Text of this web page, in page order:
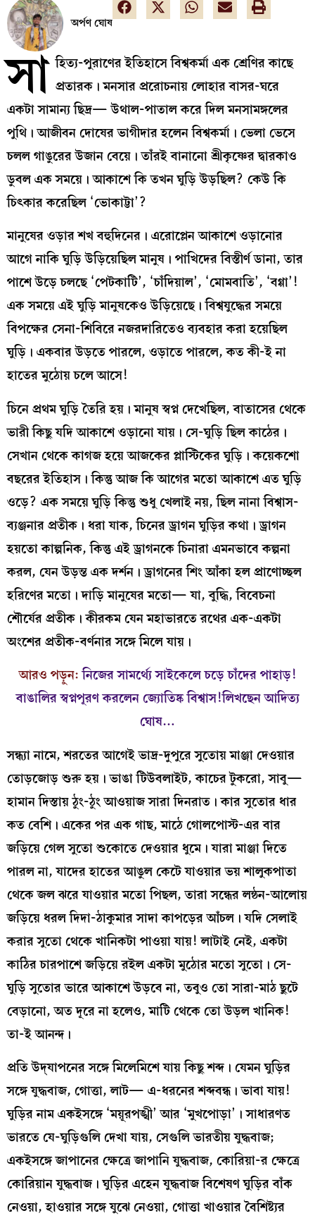
অর্পণ ঘোষ
সা হিত্য-পুরাণের ইতিহাসে বিশ্বকর্মা এক শ্রেণির কাছে
প্রতারক। মনসার প্ররোচনায় লোহার বাসর-ঘরে
একটা সামান্য ছিদ্র— উথাল-পাতাল করে দিল মনসামঙ্গলের
পুথি। আজীবন দোষের ভাগীদার হলেন বিশ্বকর্মা। ভেলা ভেসে
চলল গাঙুরের উজান বেয়ে। তাঁরই বানানো শ্রীকৃষ্ণের দ্বারকাও
ডুবল এক সময়ে। আকাশে কি তখন ঘুড়ি উড়ছিল? কেউ কি
চিৎকার করেছিল ‘ভোকাট্টা’?
মানুষের ওড়ার শখ বহুদিনের। এরোপ্লেন আকাশে ওড়ানোর
আগে নাকি ঘুড়ি উড়িয়েছিল মানুষ। পাখিদের বিস্তীর্ণ ডানা, তার
পাশে উড়ে চলছে ‘পেটকাটি’, ‘চাঁদিয়াল’, ‘মোমবাতি’, ‘বগ্গা’!
এক সময়ে এই ঘুড়ি মানুষকেও উড়িয়েছে। বিশ্বযুদ্ধের সময়ে
বিপক্ষের সেনা-শিবিরে নজরদারিতেও ব্যবহার করা হয়েছিল
ঘুড়ি। একবার উড়তে পারলে, ওড়াতে পারলে, কত কী-ই না
হাতের মুঠোয় চলে আসে!
চিনে প্রথম ঘুড়ি তৈরি হয়। মানুষ স্বপ্ন দেখেছিল, বাতাসের থেকে
ভারী কিছু যদি আকাশে ওড়ানো যায়। সে-ঘুড়ি ছিল কাঠের।
সেখান থেকে কাগজ হয়ে আজকের প্লাস্টিকের ঘুড়ি। কয়েকশো
বছরের ইতিহাস। কিন্তু আজ কি আগের মতো আকাশে এত ঘুড়ি
ওড়ে? এক সময়ে ঘুড়ি কিন্তু শুধু খেলাই নয়, ছিল নানা বিশ্বাস-
ব্যঞ্জনার প্রতীক। ধরা যাক, চিনের ড্রাগন ঘুড়ির কথা। ড্রাগন
হয়তো কাল্পনিক, কিন্তু এই ড্রাগনকে চিনারা এমনভাবে কল্পনা
করল, যেন উড়ন্ত এক দর্শন। ড্রাগনের শিং আঁকা হল প্রাণোচ্ছল
হরিণের মতো। দাড়ি মানুষের মতো— যা, বুদ্ধি, বিবেচনা
শৌর্যের প্রতীক। কীরকম যেন মহাভারতে রথের এক-একটা
অংশের প্রতীক-বর্ণনার সঙ্গে মিলে যায়।
আরও পড়ুন:নিজের সামর্থ্যে সাইকেলে চড়ে চাঁদের পাহাড়!
বাঙালির স্বপ্নপূরণ করলেন জ্যোতিষ্ক বিশ্বাস!লিখছেন আদিত্য
ঘোষ…
সন্ধ্যা নামে, শরতের আগেই ভাদ্র-দুপুরে সুতোয় মাঞ্জা দেওয়ার
তোড়জোড় শুরু হয়। ভাঙা টিউবলাইট, কাচের টুকরো, সাবু—
হামান দিস্তায় ঠুং-ঠুং আওয়াজ সারা দিনরাত। কার সুতোর ধার
কত বেশি। একের পর এক গাছ, মাঠে গোলপোস্ট-এর বার
জড়িয়ে গেল সুতো শুকোতে দেওয়ার ধুমে। যারা মাঞ্জা দিতে
পারল না, যাদের হাতের আঙুল কেটে যাওয়ার ভয় শালুকপাতা
থেকে জল ঝরে যাওয়ার মতো পিছল, তারা সন্ধের লন্ঠন-আলোয়
জড়িয়ে ধরল দিদা-ঠাকুমার সাদা কাপড়ের আঁচল। যদি সেলাই
করার সুতো থেকে খানিকটা পাওয়া যায়! লাটাই নেই, একটা
কাঠির চারপাশে জড়িয়ে রইল একটা মুঠোর মতো সুতো। সে-
ঘুড়ি সুতোর ভারে আকাশে উড়বে না, তবুও তো সারা-মাঠ ছুটে
বেড়ানো, অত দূরে না হলেও, মাটি থেকে তো উড়ল খানিক!
তা-ই আনন্দ।
প্রতি উদ্‌যাপনের সঙ্গে মিলেমিশে যায় কিছু শব্দ। যেমন ঘুড়ির
সঙ্গে যুদ্ধবাজ, গোত্তা, লাট— এ-ধরনের শব্দবন্ধ। ভাবা যায়!
ঘুড়ির নাম একইসঙ্গে ‘ময়ূরপঙ্খী’ আর ‘মুখপোড়া’। সাধারণত
ভারতে যে-ঘুড়িগুলি দেখা যায়, সেগুলি ভারতীয় যুদ্ধবাজ;
একইসঙ্গে জাপানের ক্ষেত্রে জাপানি যুদ্ধবাজ, কোরিয়া-র ক্ষেত্রে
কোরিয়ান যুদ্ধবাজ। ঘুড়ির এহেন যুদ্ধবাজ বিশেষণ ঘুড়ির বাঁক
নেওয়া, হাওয়ার সঙ্গে যুঝে নেওয়া, গোত্তা খাওয়ার বৈশিষ্ট্যর